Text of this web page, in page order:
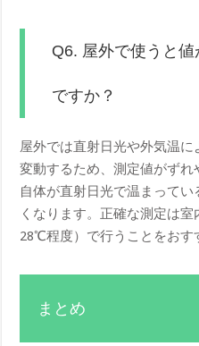
Q6. 屋外で使うと
ですか？
屋外では直射日光や外気温に
変動するため、測定値がず
自体が直射日光で温まって
くなります。正確な測定は
28℃程度）で行うことをおす
まとめ